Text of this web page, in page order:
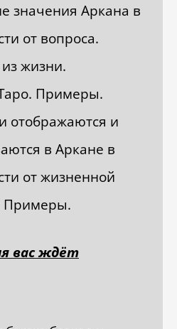
значения Аркана в
от вопроса.
жизни.
Примеры.
отображаются и
в Аркане в
от жизненной
Примеры.
вас ждёт